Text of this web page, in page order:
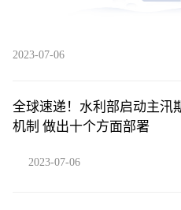
2023-07-06
全球速递！水利部启动主汛
机制 做出十个方面部署
2023-07-06